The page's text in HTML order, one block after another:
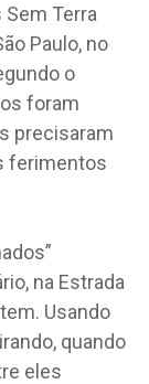
Terra
Paulo, no
o
foram
precisaram
ferimentos
na Estrada
Usando
quando
eles